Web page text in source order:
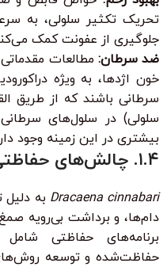
تحریک تکثیر سلولی، به
جلوگیری از عفونت کمک
ضد سرطان: مطالعات
خون اژدها، به ویژه
سرطانی باشند که از طریق
سلولی) در سلول‌های
بیشتری در این زمینه وجود
۱.۴. چالش‌های حفاظتی و پتانسیل‌های آینده
Dracaena cinnabari به
دام‌ها، و برداشت بی‌رویه
برنامه‌های حفاظتی
حفاظت‌شده و توسعه